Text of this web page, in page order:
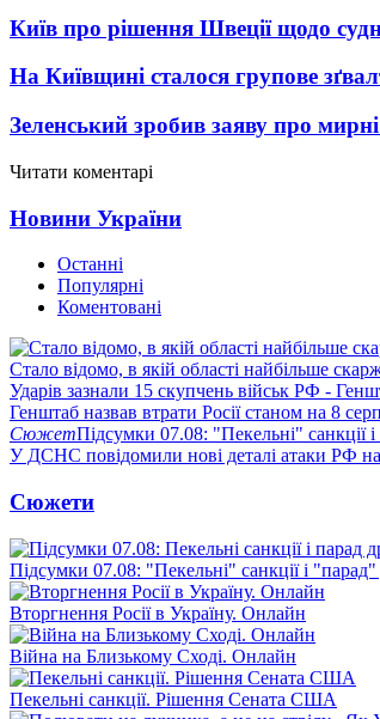
Київ про рішення Швеції щодо
На Київщині сталося групове
Зеленський зробив заяву про
Читати коментарі
Новини України
Останні
Популярні
Коментовані
Стало відомо, в якій області найбільше
Ударів зазнали 15 скупчень військ РФ -
Генштаб назвав втрати Росії станом на 8
СюжетПідсумки 07.08: "Пекельні" санкції
У ДСНС повідомили нові деталі атаки РФ
Сюжети
Підсумки 07.08: "Пекельні" санкції і "парад"
Вторгнення Росії в Україну. Онлайн
Війна на Близькому Сході. Онлайн
Пекельні санкції. Рішення Сената США